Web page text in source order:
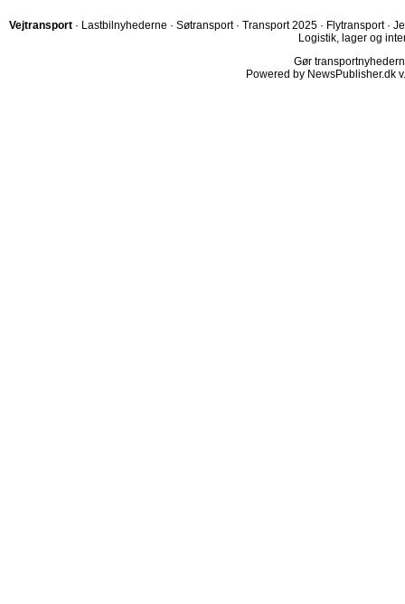
Vejtransport · Lastbilnyhederne · Søtransport · Transport 2025 · Flytransport ·
Logistik, lager og
Gør
Powered by NewsPublisher.dk